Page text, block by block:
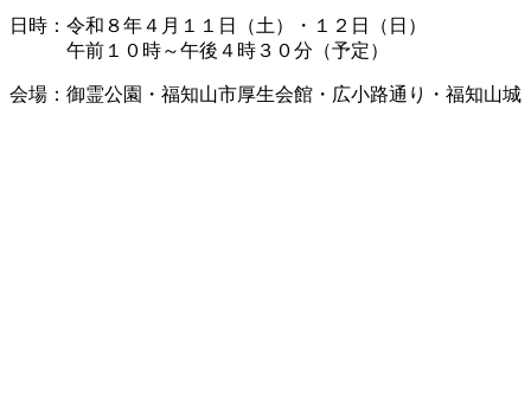
日時：令和８年４月１１日（土）・１２日（日）
午前１０時～午後４時３０分（予定）
会場：御霊公園・福知山市厚生会館・広小路通り・福知山